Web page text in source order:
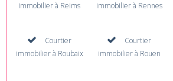
immobilier à Reims
immobilier à Rennes
Courtier
immobilier à Roubaix
Courtier
immobilier à Rouen